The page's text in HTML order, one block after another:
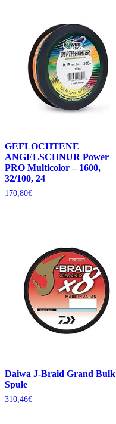
GEFLOCHTENE
ANGELSCHNUR Power
PRO Multicolor – 1600,
32/100, 24
170,80€
Daiwa J-Braid Grand Bulk
Spule
310,46€